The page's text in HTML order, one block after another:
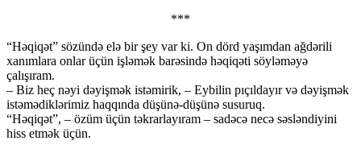
***
“Həqiqət” sözündə elə bir şey var ki. On dörd yaşımdan ağdərili
xanımlara onlar üçün işləmək barəsində həqiqəti söyləməyə
çalışıram.
– Biz heç nəyi dəyişmək istəmirik, – Eybilin pıçıldayır və dəyişmək
istəmədiklərimiz haqqında düşünə-düşünə susuruq.
“Həqiqət”, – özüm üçün təkrarlayıram – sadəcə necə səsləndiyini
hiss etmək üçün.